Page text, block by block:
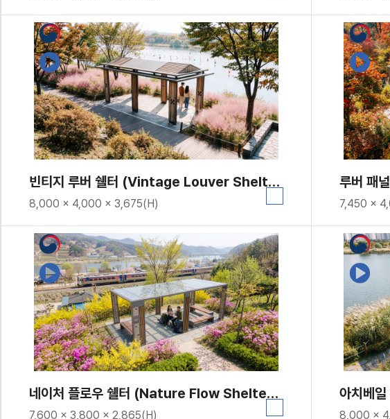
빈티지 루버 쉘터 (Vintage Louver Shelter)｜GC-P-1720
8,000 × 4,000 × 3,675(H) 7,450 ×
네이처 플로우 쉘터 (Nature Flow Shelter)｜GC-P-1726
7,600 × 3,800 × 2,865(H) 8,000 ×